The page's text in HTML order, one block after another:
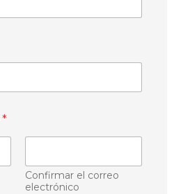
*
Confirmar el correo
electrónico